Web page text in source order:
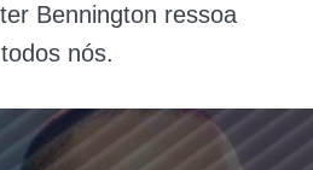
Bennington ressoa
nós.